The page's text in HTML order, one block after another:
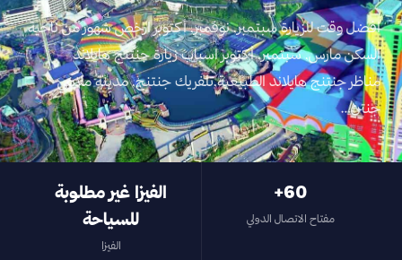
افضل وقت للزيارة سبتمبر, نوفمبر, أكتوبر ارخص شهور من ناحية
السكن مارس, سبتمبر, أكتوبر اسباب زيارة جنتنج هايلاند
مناظر جنتنج هايلاند الطبيعية,تلفريك جنتنج, مدينة ملاهي
جنتن…
60+
مفتاح الاتصال الدولي
الفيزا غير مطلوبة
للسياحة
الفيزا